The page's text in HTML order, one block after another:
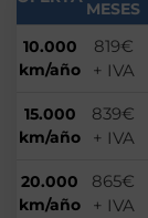
MESES
10.000
km/año
819€
+ IVA
15.000
km/año
839€
+ IVA
20.000
km/año
865€
+ IVA